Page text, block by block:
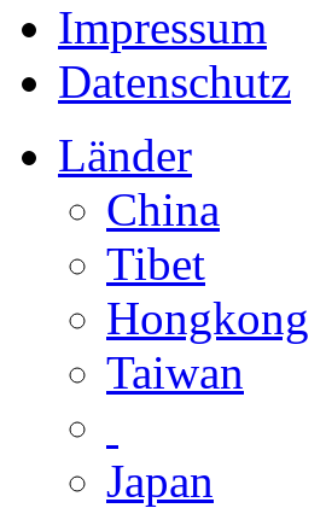
Impressum
Datenschutz
Länder
China
Tibet
Hongkong
Taiwan
Japan